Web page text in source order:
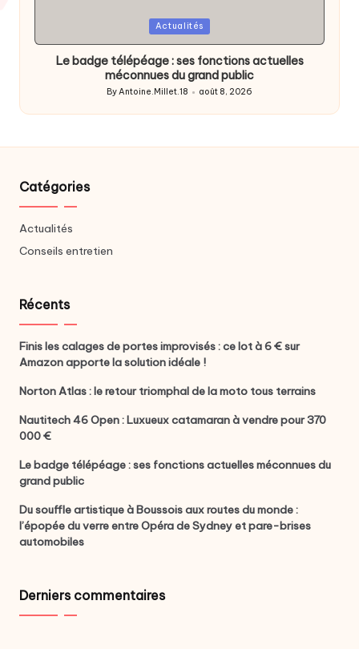
in
Actualités
Le badge télépéage : ses fonctions actuelles
méconnues du grand public
Posted
by
ByAntoine.Millet.18 août 8, 2026
Catégories
Actualités
Conseils entretien
Récents
Finis les calages de portes improvisés : ce lot à 6 € sur
Amazon apporte la solution idéale !
Norton Atlas : le retour triomphal de la moto tous terrains
Nautitech 46 Open : Luxueux catamaran à vendre pour 370
000 €
Le badge télépéage : ses fonctions actuelles méconnues du
grand public
Du souffle artistique à Boussois aux routes du monde :
l’épopée du verre entre Opéra de Sydney et pare-brises
automobiles
Derniers commentaires